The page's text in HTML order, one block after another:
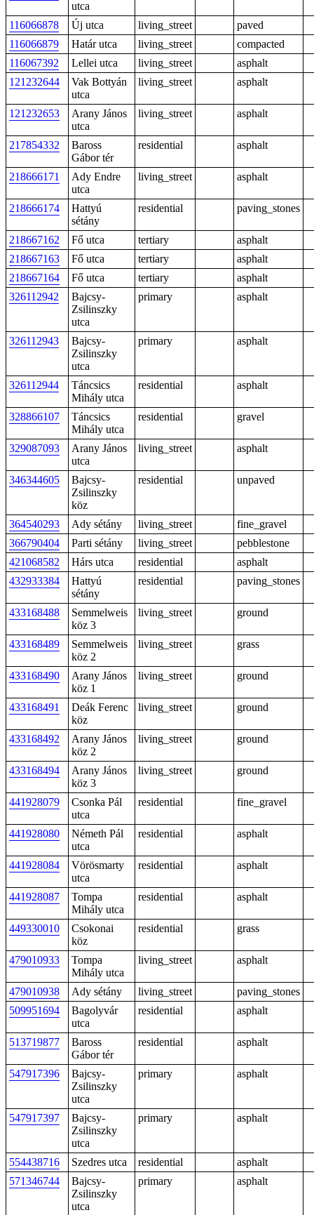
utca
116066878
Új utca living_street
paved
116066879
Határ utca living_street
compacted
116067392
Lellei utca living_street
asphalt
121232644
Vak Bottyán
utca
living_street asphalt
121232653
Arany János
utca
living_street asphalt
217854332
Baross
Gábor tér
residential asphalt
218666171
Ady Endre
utca
living_street asphalt
218666174
Hattyú
sétány
residential paving_stones
218667162 Fő utca tertiary
asphalt
218667163
Fő utca tertiary
asphalt
218667164
Fő utca tertiary
asphalt
326112942
Bajcsy-
Zsilinszky
utca
primary asphalt
326112943
Bajcsy-
Zsilinszky
utca
primary asphalt
326112944
Táncsics
Mihály utca
residential asphalt
328866107
Táncsics
Mihály utca
residential gravel
329087093
Arany János
utca
living_street asphalt
346344605
Bajcsy-
Zsilinszky
köz
residential unpaved
364540293 Ady sétány living_street
fine_gravel
366790404
Parti sétány living_street
pebblestone
421068582
Hárs utca residential
asphalt
432933384
Hattyú
sétány
residential paving_stones
433168488
Semmelweis
köz 3
living_street ground
433168489
Semmelweis
köz 2
living_street grass
433168490
Arany János
köz 1
living_street ground
433168491
Deák Ferenc
köz
living_street ground
433168492
Arany János
köz 2
living_street ground
433168494
Arany János
köz 3
living_street ground
441928079
Csonka Pál
utca
residential fine_gravel
441928080
Németh Pál
utca
residential asphalt
441928084
Vörösmarty
utca
residential asphalt
441928087
Tompa
Mihály utca
residential asphalt
449330010
Csokonai
köz
residential grass
479010933
Tompa
Mihály utca
living_street asphalt
479010938 Ady sétány living_street
paving_stones
509951694
Bagolyvár
utca
residential asphalt
513719877
Baross
Gábor tér
residential asphalt
547917396
Bajcsy-
Zsilinszky
utca
primary asphalt
547917397
Bajcsy-
Zsilinszky
utca
primary asphalt
554438716 Szedres utca residential
asphalt
571346744
Bajcsy-
Zsilinszky
utca
primary asphalt